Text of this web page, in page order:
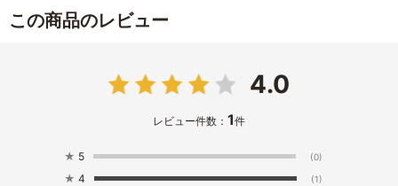
この商品のレビュー
4.0
レビュー件数： 1件
★ 5 (0)
★ 4 (1)